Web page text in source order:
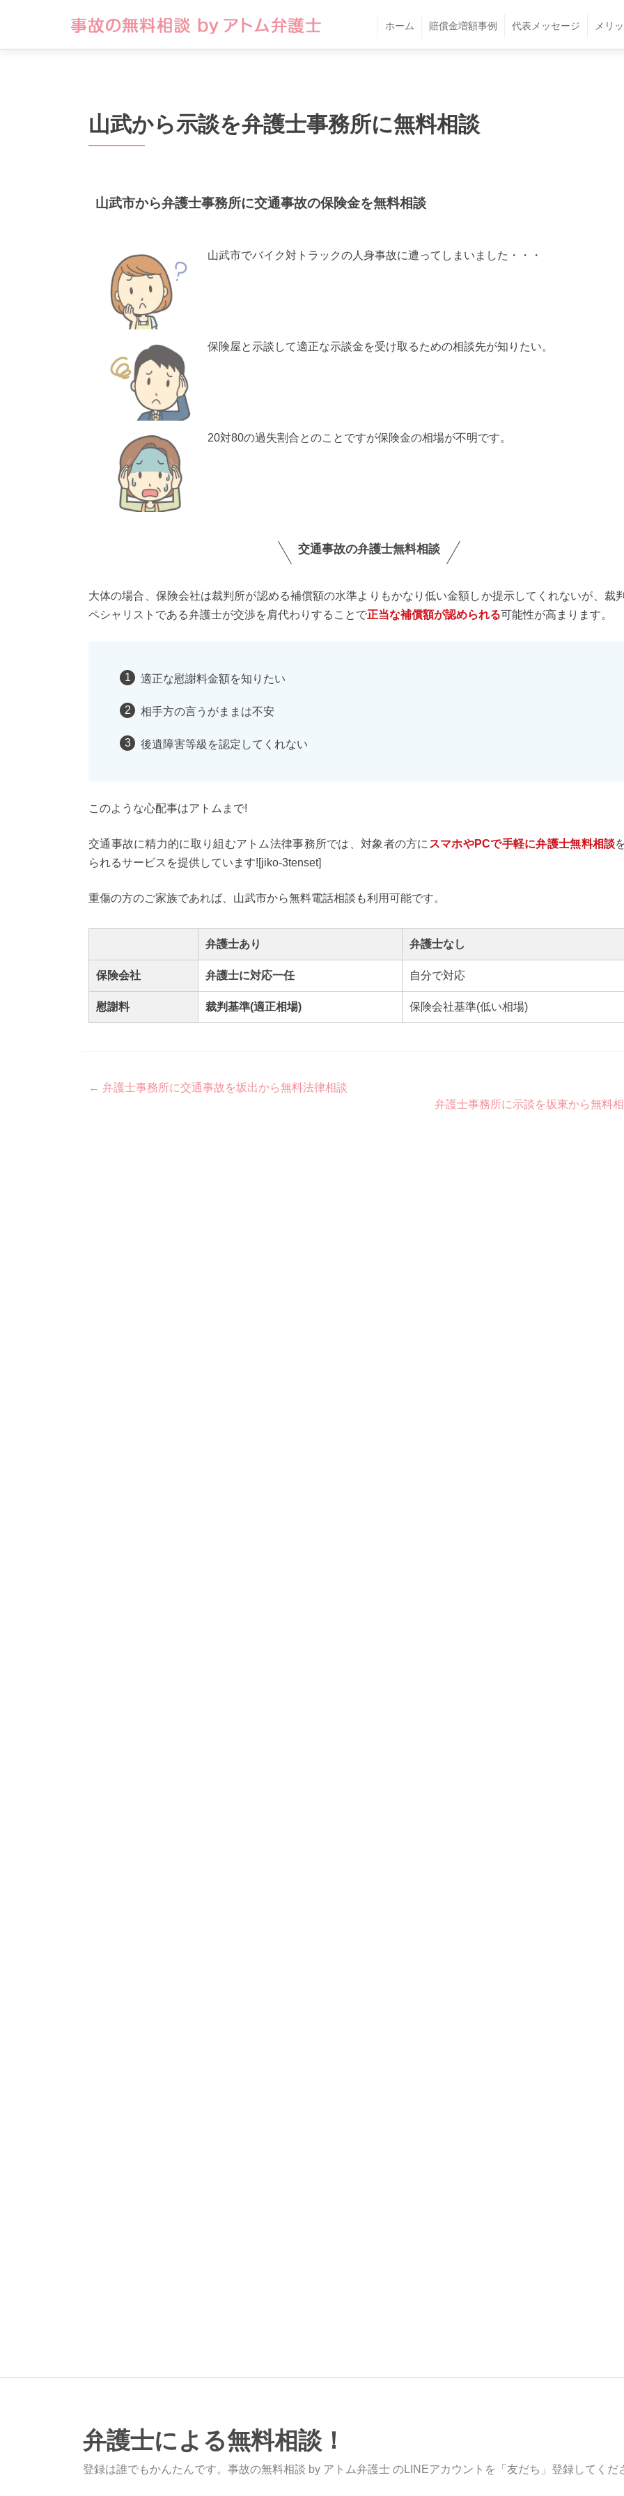
ホーム 賠償金増額事例 代表メッセージ メリ
山武から示談を弁護士事務所に無料相談
山武市から弁護士事務所に交通事故の保険金を無料相談
山武市でバイク対トラックの人身事故に遭ってしまいました・・・
保険屋と示談して適正な示談金を受け取るための相談先が知りたい。
20対80の過失割合とのことですが保険金の相場が不明です。
交通事故の弁護士無料相談
大体の場合、保険会社は裁判所が認める補償額の水準よりもかなり低い金額しか提示してくれないが、裁
ペシャリストである弁護士が交渉を肩代わりすることで正当な補償額が認められる可能性が高まります。
適正な慰謝料金額を知りたい
相手方の言うがままは不安
後遺障害等級を認定してくれない
このような心配事はアトムまで!
交通事故に精力的に取り組むアトム法律事務所では、対象者の方に スマホやPCで手軽に弁護士無料相談
られるサービスを提供しています![jiko-3tenset]
重傷の方のご家族であれば、山武市から無料電話相談も利用可能です。
弁護士あり 弁護士なし
保険会社 弁護士に対応一任 自分で対応
慰謝料 裁判基準(適正相場) 保険会社基準(低い相場)
Post
← 弁護士事務所に交通事故を坂出から無料法律相談
弁護士事務所に示談を坂東から無料
弁護士による無料相談！
登録は誰でもかんたんです。事故の無料相談 by アトム弁護士 のLINEアカウントを「友だち」登録してくだ